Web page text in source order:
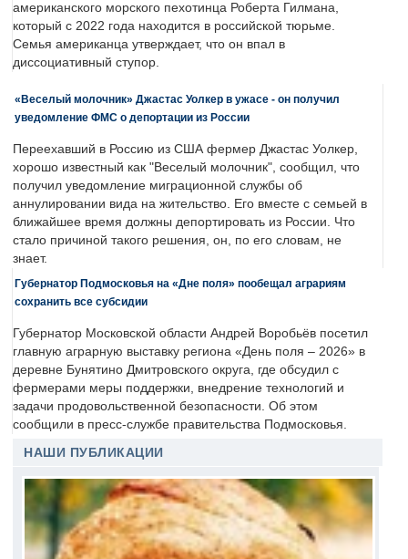
американского морского пехотинца Роберта Гилмана,
который с 2022 года находится в российской тюрьме.
Семья американца утверждает, что он впал в
диссоциативный ступор.
«Веселый молочник» Джастас Уолкер в ужасе - он получил
уведомление ФМС о депортации из России
Переехавший в Россию из США фермер Джастас Уолкер,
хорошо известный как "Веселый молочник", сообщил, что
получил уведомление миграционной службы об
аннулировании вида на жительство. Его вместе с семьей в
ближайшее время должны депортировать из России. Что
стало причиной такого решения, он, по его словам, не
знает.
Губернатор Подмосковья на «Дне поля» пообещал аграриям
сохранить все субсидии
Губернатор Московской области Андрей Воробьёв посетил
главную аграрную выставку региона «День поля – 2026» в
деревне Бунятино Дмитровского округа, где обсудил с
фермерами меры поддержки, внедрение технологий и
задачи продовольственной безопасности. Об этом
сообщили в пресс-службе правительства Подмосковья.
НАШИ ПУБЛИКАЦИИ